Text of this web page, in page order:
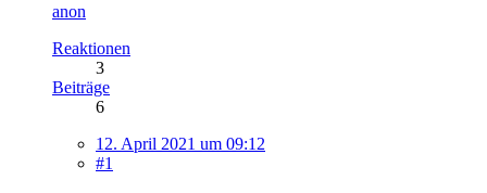
anon
Reaktionen
3
Beiträge
6
12. April 2021 um 09:12
#1